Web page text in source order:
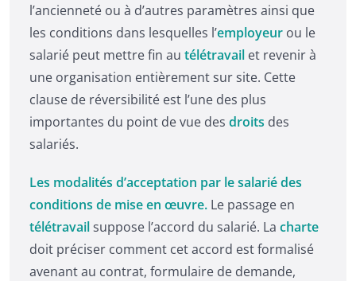
l’ancienneté ou à d’autres paramètres ainsi que
les conditions dans lesquelles l’employeur ou le
salarié peut mettre fin au télétravail et revenir à
une organisation entièrement sur site. Cette
clause de réversibilité est l’une des plus
importantes du point de vue des droits des
salariés.
Les modalités d’acceptation par le salarié des
conditions de mise en œuvre. Le passage en
télétravailsuppose l’accord du salarié. La charte
doit préciser comment cet accord est formalisé
avenant au contrat, formulaire de demande,